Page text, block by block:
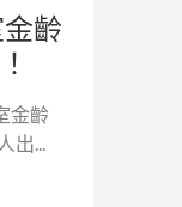
齡
金齡
出...